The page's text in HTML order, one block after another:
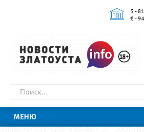
$ -
€ -
МЕНЮ